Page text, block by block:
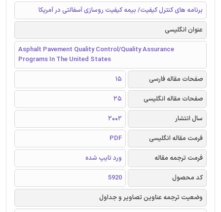
برنامه ‌های کنترل کیفیت/ بیمه کیفیت روسازی آسفالتی در آمریکا
عنوان انگلیسی
Asphalt Pavement Quality Control/Quality Assurance
Programs In The United States
صفحات مقاله فارسی
15
صفحات مقاله انگلیسی
25
سال انتشار
2002
فرمت مقاله انگلیسی
PDF
فرمت ترجمه مقاله
ورد تایپ شده
کد محصول
5920
وضعیت ترجمه عناوین تصاویر و جداول